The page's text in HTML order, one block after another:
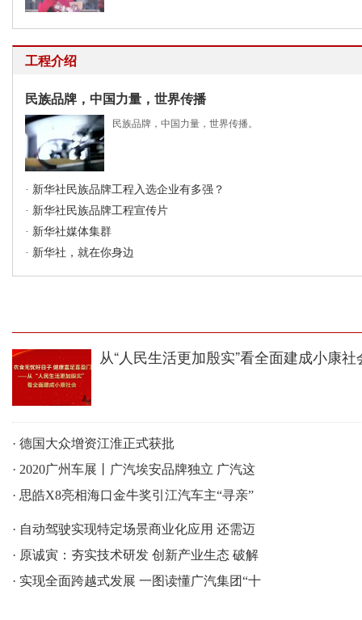
工程介绍
民族品牌，中国力量，世界传播
民族品牌，中国力量，世界传播。
· 新华社民族品牌工程入选企业有多强？
· 新华社民族品牌工程宣传片
· 新华社媒体集群
· 新华社，就在你身边
从“人民生活更加殷实”看全面建成小康社
· 德国大众增资江淮正式获批
· 2020广州车展丨广汽埃安品牌独立 广汽这
· 思皓X8亮相海口金牛奖引江汽车主“寻亲”
· 自动驾驶实现特定场景商业化应用 还需迈
· 原诚寅：夯实技术研发 创新产业生态 破解
· 实现全面跨越式发展 一图读懂广汽集团“十